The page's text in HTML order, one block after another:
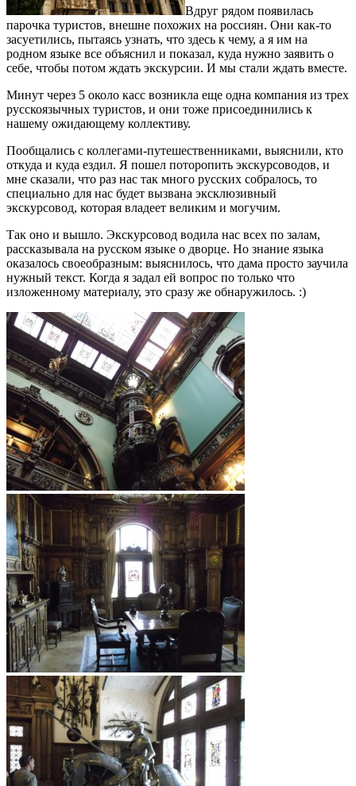
Вдруг рядом появилась
парочка туристов, внешне похожих на россиян. Они как-то
засуетились, пытаясь узнать, что здесь к чему, а я им на
родном языке все объяснил и показал, куда нужно заявить о
себе, чтобы потом ждать экскурсии. И мы стали ждать вместе.
Минут через 5 около касс возникла еще одна компания из трех
русскоязычных туристов, и они тоже присоединились к
нашему ожидающему коллективу.
Пообщались с коллегами-путешественниками, выяснили, кто
откуда и куда ездил. Я пошел поторопить экскурсоводов, и
мне сказали, что раз нас так много русских собралось, то
специально для нас будет вызвана эксклюзивный
экскурсовод, которая владеет великим и могучим.
Так оно и вышло. Экскурсовод водила нас всех по залам,
рассказывала на русском языке о дворце. Но знание языка
оказалось своеобразным: выяснилось, что дама просто заучила
нужный текст. Когда я задал ей вопрос по только что
изложенному материалу, это сразу же обнаружилось. :)